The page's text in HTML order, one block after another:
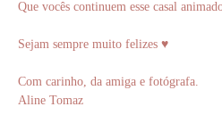
Que vocês continuem esse casal
Sejam sempre muito felizes ♥
Com carinho, da amiga e fotógrafa.
Aline Tomaz